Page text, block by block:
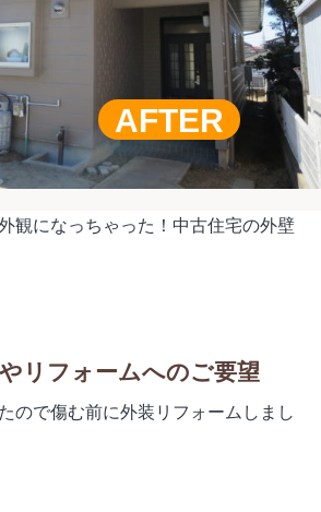
AFTER
観になっちゃった！中古住宅の外壁
リフォームへのご要望
ので傷む前に外装リフォームしまし